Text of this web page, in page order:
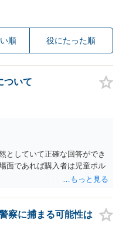
順 役にたった順
ついて
としていて正確な回答ができ
面であれば購入者は児童ポル
察に捕まる可能性は